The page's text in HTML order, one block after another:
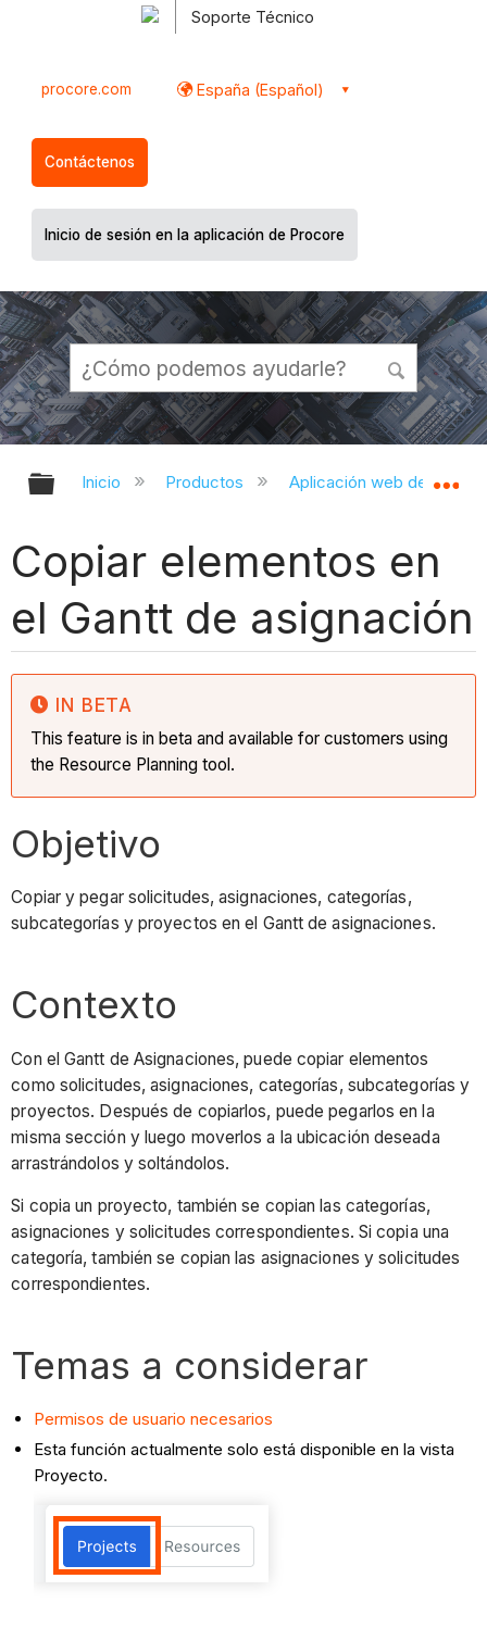
Soporte Técnico
procore.com España (Español)
Contáctenos
Inicio de sesión en la aplicación de Procore
Expandir/contraer jerarquía global
Inicio Productos Aplicación web de
Copiar elementos en
el Gantt de asignación
IN BETA
This feature is in beta and available for customers using
the Resource Planning tool.
Objetivo
Copiar y pegar solicitudes, asignaciones, categorías,
subcategorías y proyectos en el Gantt de asignaciones.
Contexto
Con el Gantt de Asignaciones, puede copiar elementos
como solicitudes, asignaciones, categorías, subcategorías y
proyectos. Después de copiarlos, puede pegarlos en la
misma sección y luego moverlos a la ubicación deseada
arrastrándolos y soltándolos.
Si copia un proyecto, también se copian las categorías,
asignaciones y solicitudes correspondientes. Si copia una
categoría, también se copian las asignaciones y solicitudes
correspondientes.
Temas a considerar
Permisos de usuario necesarios
Esta función actualmente solo está disponible en la vista
Proyecto.